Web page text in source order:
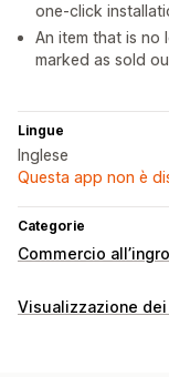
one-click
An item that is no
marked as sold
Lingue
Inglese
Questa app non è
Categorie
Commercio
Opzioni di prezzo
Visualizzazione